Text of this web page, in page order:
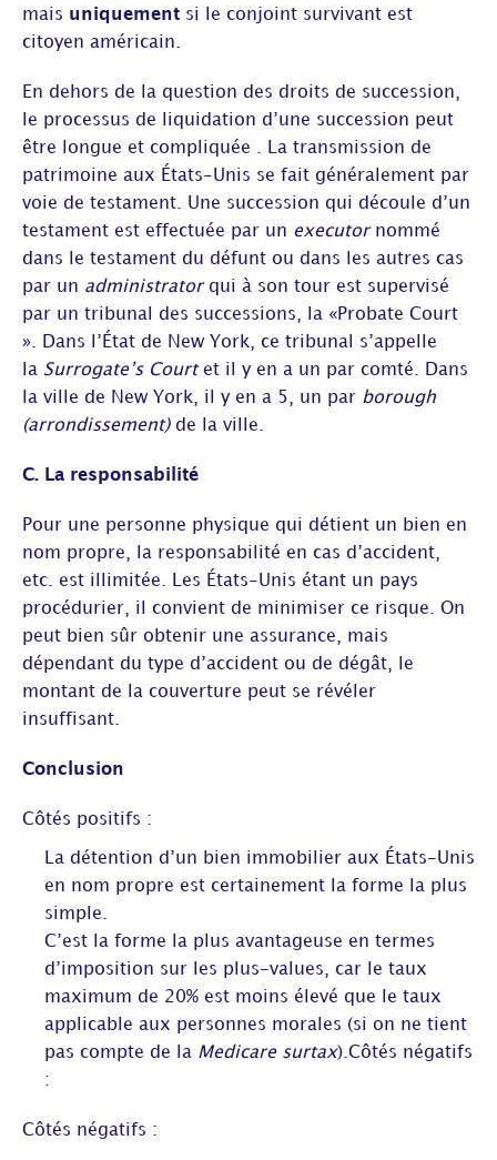
mais uniquement si le conjoint survivant est
citoyen américain.
En dehors de la question des droits de succession,
le processus de liquidation d’une succession peut
être longue et compliquée . La transmission de
patrimoine aux États-Unis se fait généralement par
voie de testament. Une succession qui découle d’un
testament est effectuée par un executor nommé
dans le testament du défunt ou dans les autres cas
par un administrator qui à son tour est supervisé
par un tribunal des successions, la «Probate Court
». Dans l’État de New York, ce tribunal s’appelle
la Surrogate’s Court et il y en a un par comté. Dans
la ville de New York, il y en a 5, un par borough
(arrondissement) de la ville.
C. La responsabilité
Pour une personne physique qui détient un bien en
nom propre, la responsabilité en cas d’accident,
etc. est illimitée. Les États-Unis étant un pays
procédurier, il convient de minimiser ce risque. On
peut bien sûr obtenir une assurance, mais
dépendant du type d’accident ou de dégât, le
montant de la couverture peut se révéler
insuffisant.
Conclusion
Côtés positifs :
La détention d’un bien immobilier aux États-Unis
en nom propre est certainement la forme la plus
simple.
C’est la forme la plus avantageuse en termes
d’imposition sur les plus-values, car le taux
maximum de 20% est moins élevé que le taux
applicable aux personnes morales (si on ne tient
pas compte de la Medicare surtax).Côtés négatifs
:
Côtés négatifs :